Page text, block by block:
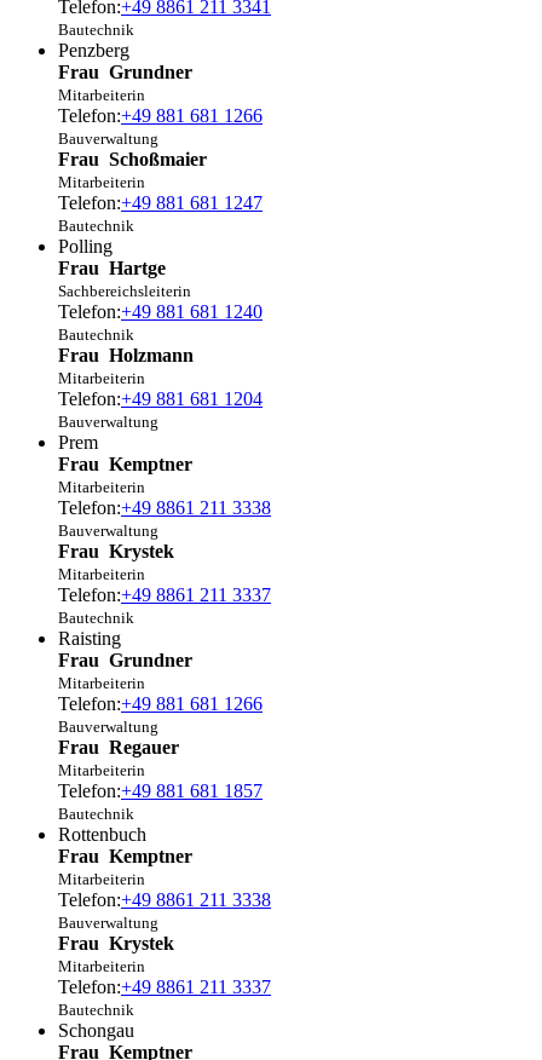
Telefon:+49 8861 211 3341
Bautechnik
Penzberg
Frau Grundner
Mitarbeiterin
Telefon:+49 881 681 1266
Bauverwaltung
Frau Schoßmaier
Mitarbeiterin
Telefon:+49 881 681 1247
Bautechnik
Polling
Frau Hartge
Sachbereichsleiterin
Telefon:+49 881 681 1240
Bautechnik
Frau Holzmann
Mitarbeiterin
Telefon:+49 881 681 1204
Bauverwaltung
Prem
Frau Kemptner
Mitarbeiterin
Telefon:+49 8861 211 3338
Bauverwaltung
Frau Krystek
Mitarbeiterin
Telefon:+49 8861 211 3337
Bautechnik
Raisting
Frau Grundner
Mitarbeiterin
Telefon:+49 881 681 1266
Bauverwaltung
Frau Regauer
Mitarbeiterin
Telefon:+49 881 681 1857
Bautechnik
Rottenbuch
Frau Kemptner
Mitarbeiterin
Telefon:+49 8861 211 3338
Bauverwaltung
Frau Krystek
Mitarbeiterin
Telefon:+49 8861 211 3337
Bautechnik
Schongau
Frau Kemptner